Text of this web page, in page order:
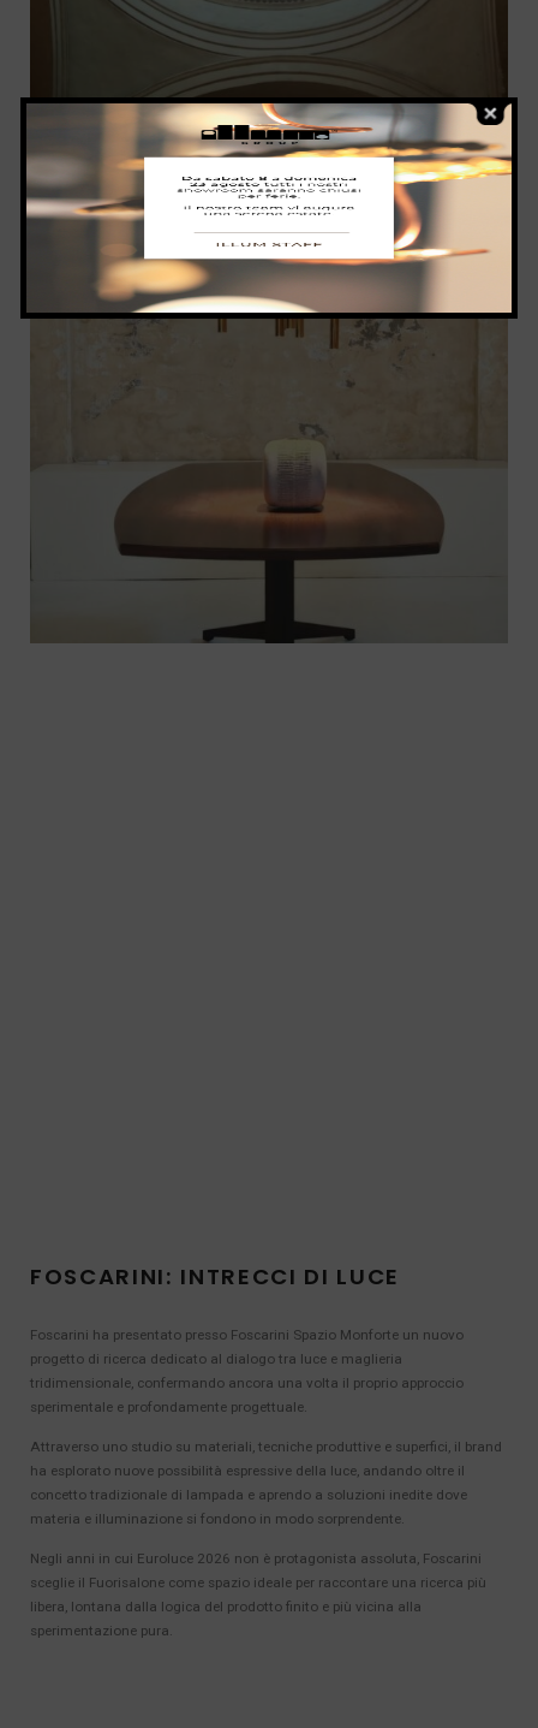
FOSCARINI: INTRECCI DI LUCE
Foscarini ha presentato presso Foscarini Spazio Monforte un nuovo
progetto di ricerca dedicato al dialogo tra luce e maglieria
tridimensionale, confermando ancora una volta il proprio approccio
sperimentale e profondamente progettuale.
Attraverso uno studio su materiali, tecniche produttive e superfici, il brand
ha esplorato nuove possibilità espressive della luce, andando oltre il
concetto tradizionale di lampada e aprendo a soluzioni inedite dove
materia e illuminazione si fondono in modo sorprendente.
Negli anni in cui Euroluce 2026 non è protagonista assoluta, Foscarini
sceglie il Fuorisalone come spazio ideale per raccontare una ricerca più
libera, lontana dalla logica del prodotto finito e più vicina alla
sperimentazione pura.